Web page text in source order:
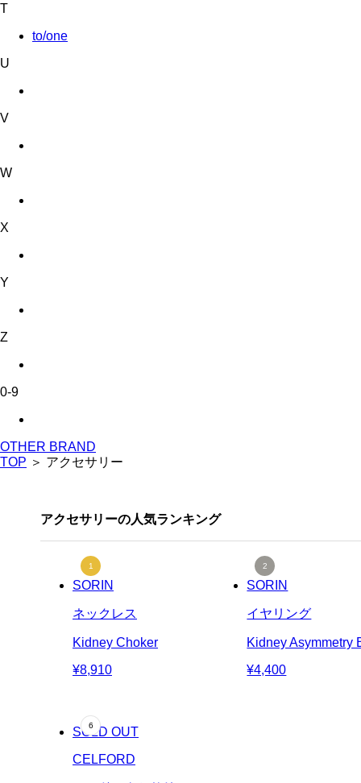
T
to/one
U
V
W
X
Y
Z
0-9
OTHER BRAND
TOP ＞ アクセサリー
アクセサリーの人気ランキング
SORIN
ネックレス
Kidney Choker
¥8,910
SORIN
イヤリング
Kidney Asymmetry
¥4,400
SOLD OUT
CELFORD